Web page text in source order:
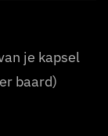
je kapsel
baard)